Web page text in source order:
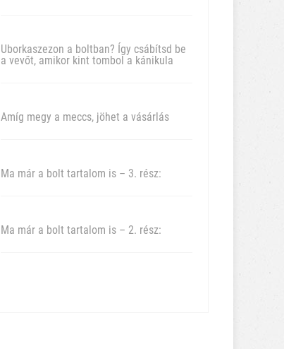
Uborkaszezon a boltban? Így csábítsd be
a vevőt, amikor kint tombol a kánikula
Amíg megy a meccs, jöhet a vásárlás
Ma már a bolt tartalom is – 3. rész:
Ma már a bolt tartalom is – 2. rész: